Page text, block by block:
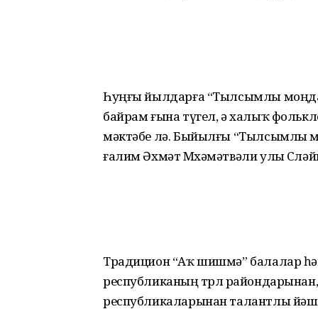
Һуңғы йылдарға “Тылсымлы
байрам ғына түгел, ә халыҡ
мәктәбе лә. Быйылғы “Тылсымлы
ғалим Әхмәт Мөхәмәтвәли улы
Традицион “Аҡ шишмә” балалар
республиканың төрлө
республикаларынан талантлы